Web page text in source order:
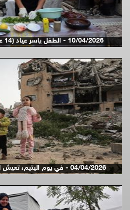
10/04/2026 - الطفل ياسر عياد (14 عاماً) يمارس موهبته ...
04/04/2026 - في يوم اليتيم، تعيش الطفلة جَنّة حسين (8 ...